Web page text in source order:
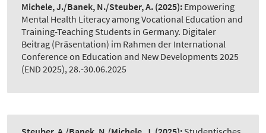
Michele, J./Banek, N./Steuber, A. (2025): Empowering
Mental Health Literacy among Vocational Education and
Training-Teaching Students in Germany. Digitaler
Beitrag (Präsentation) im Rahmen der International
Conference on Education and New Developments 2025
(END 2025), 28.-30.06.2025